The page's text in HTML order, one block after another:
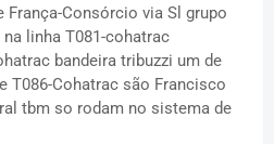
França-Consórcio via Sl grupo
linha T081-cohatrac
bandeira tribuzzi um de
T086-Cohatrac são Francisco
tbm so rodam no sistema de